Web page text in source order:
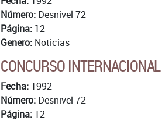
Número: Desnivel 72
Página: 12
Genero: Noticias
CONCURSO
Fecha: 1992
Número: Desnivel 72
Página: 12